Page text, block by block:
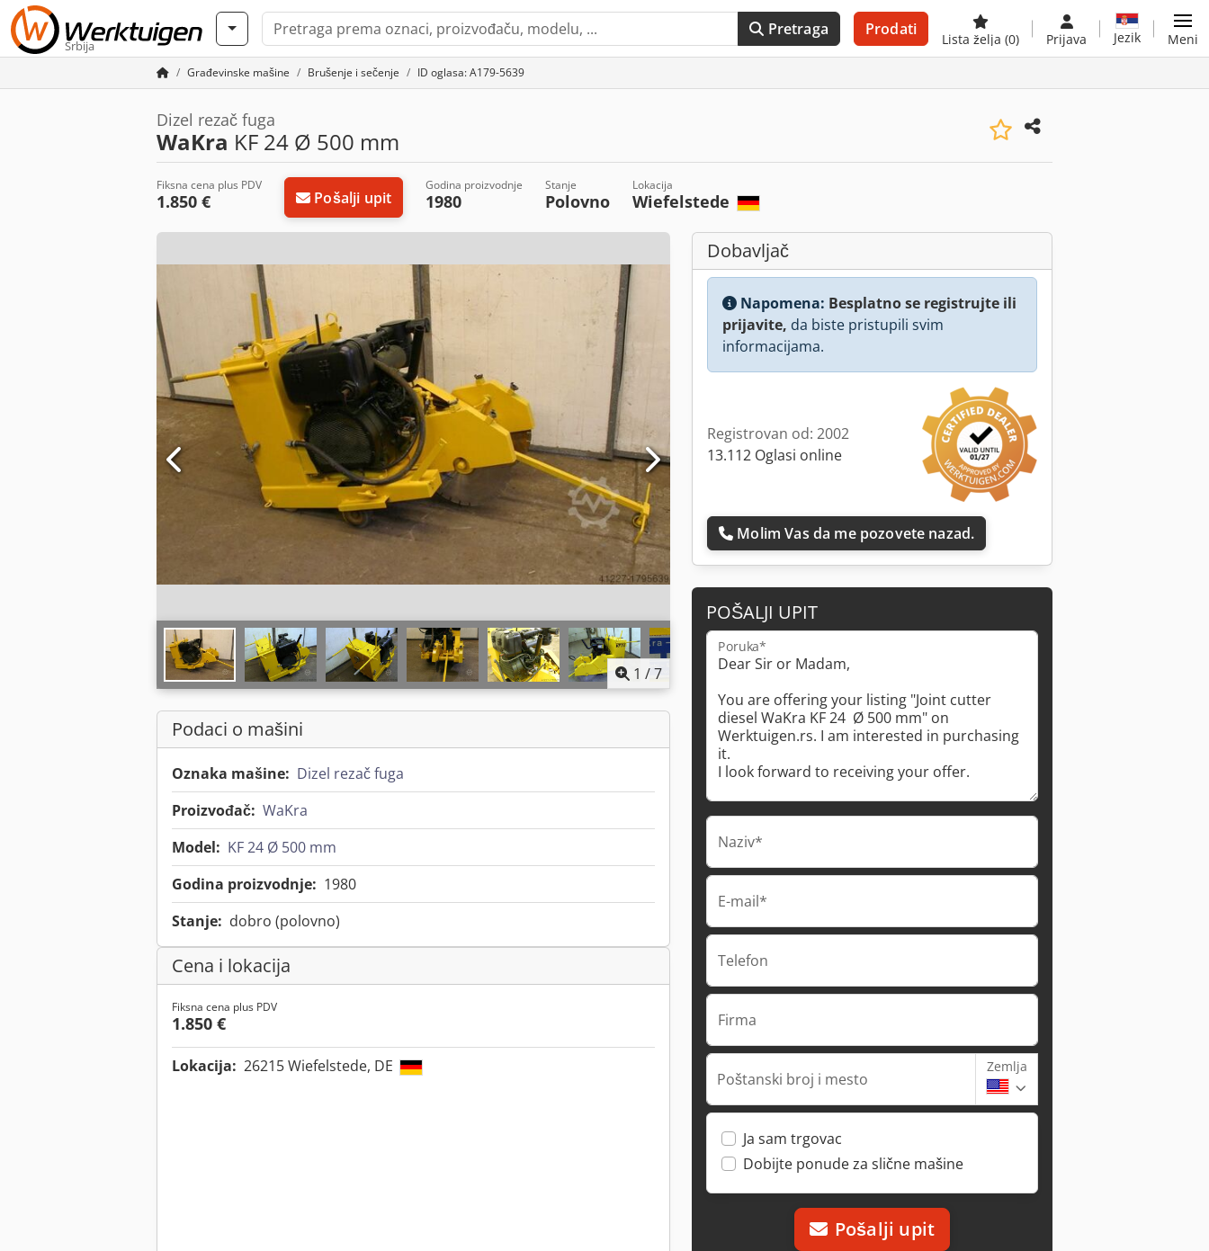
Srbija
Pretraga Prodati
Lista želja (0) Prijava Jezik Meni
Građevinske mašine Brušenje i sečenje ID oglasa: A179-5639
Dizel rezač fuga
WaKra KF 24 Ø 500 mm
Fiksna cena plus PDV
1.850 € Pošalji upit
Godina proizvodnje
1980
Stanje
Polovno
Lokacija
Wiefelstede
1 /7
Podaci o mašini
Oznaka mašine: Dizel rezač fuga
Proizvođač: WaKra
Model: KF 24 Ø 500 mm
Godina proizvodnje: 1980
Stanje: dobro (polovno)
Cena i lokacija
Fiksna cena plus PDV
1.850 €
Lokacija: 26215 Wiefelstede, DE
Dobavljač
Napomena: Besplatno se registrujte ili
prijavite, da biste pristupili svim
informacijama.
Registrovan od: 2002
13.112 Oglasi online
Molim Vas da me pozovete nazad.
POŠALJI UPIT
Poruka*
Naziv*
E-mail*
Telefon
Firma
Poštanski broj i mesto
Zemlja
Ja sam trgovac
Dobijte ponude za slične mašine
Pošalji upit